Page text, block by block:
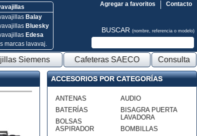
Balay
Bluesky
Edesa
marcas lavavaj.
Contacto
Agregar a favoritos
BUSCAR (nombre, referencia o modelo)
Siemens Cafeteras SAECO Consulta
ACCESORIOS POR CATEGORÍAS
ANTENAS
BATERÍAS
BOLSAS
ASPIRADOR
AUDIO
BISAGRA PUERTA
LAVADORA
BOMBILLAS